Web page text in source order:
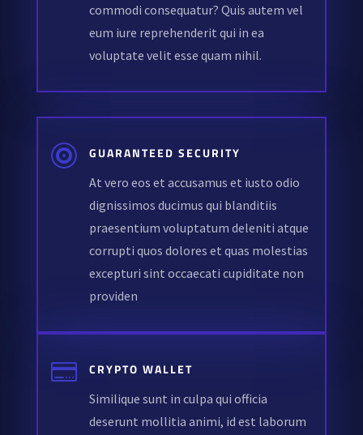
commodi consequatur? Quis autem vel
eum iure reprehenderit qui in ea
voluptate velit esse quam nihil.
 GUARANTEED SECURITY
At vero eos et accusamus et iusto odio
dignissimos ducimus qui blanditiis
praesentium voluptatum deleniti atque
corrupti quos dolores et quas molestias
excepturi sint occaecati cupiditate non
providen
 CRYPTO WALLET
Similique sunt in culpa qui officia
deserunt mollitia animi, id est laborum